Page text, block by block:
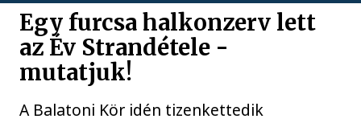
Egy furcsa halkonzerv lett
az Év Strandétele -
mutatjuk!
A Balatoni Kör idén tizenkettedik